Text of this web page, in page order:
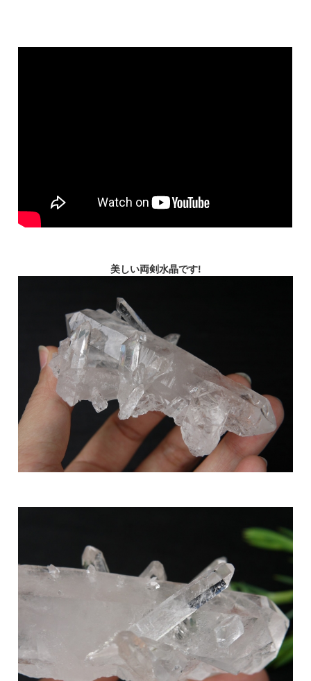
美しい両剣水晶です!